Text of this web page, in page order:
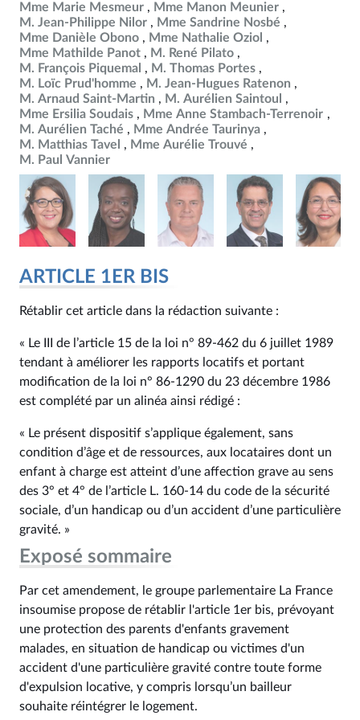
Mme Marie Mesmeur
Mme Manon Meunier
M. Jean-Philippe Nilor
Mme Sandrine Nosbé
Mme Danièle Obono
Mme Nathalie Oziol
Mme Mathilde Panot
M. René Pilato
M. François Piquemal
M. Thomas Portes
M. Loïc Prud'homme
M. Jean-Hugues Ratenon
M. Arnaud Saint-Martin
M. Aurélien Saintoul
Mme Ersilia Soudais
Mme Anne Stambach-Terrenoir
M. Aurélien Taché
Mme Andrée Taurinya
M. Matthias Tavel
Mme Aurélie Trouvé
M. Paul Vannier
ARTICLE 1ER BIS
Rétablir cet article dans la rédaction suivante :
« Le III de l’article 15 de la loi n° 89‑462 du 6 juillet 1989
tendant à améliorer les rapports locatifs et portant
modification de la loi n° 86‑1290 du 23 décembre 1986
est complété par un alinéa ainsi rédigé :
« Le présent dispositif s’applique également, sans
condition d’âge et de ressources, aux locataires dont un
enfant à charge est atteint d’une affection grave au sens
des 3° et 4° de l’article L. 160‑14 du code de la sécurité
sociale, d’un handicap ou d’un accident d’une particulière
gravité. »
Exposé sommaire
Par cet amendement, le groupe parlementaire La France
insoumise propose de rétablir l'article 1er bis, prévoyant
une protection des parents d'enfants gravement
malades, en situation de handicap ou victimes d'un
accident d'une particulière gravité contre toute forme
d'expulsion locative, y compris lorsqu’un bailleur
souhaite réintégrer le logement.